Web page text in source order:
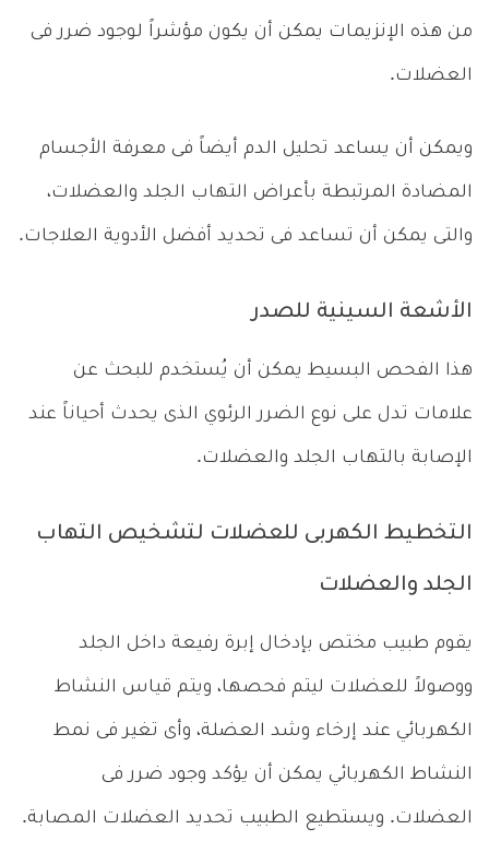
من هذه الإنزيمات يمكن أن يكون مؤشراً لوجود ضرر فى
العضلات.
ويمكن أن يساعد تحليل الدم أيضاً فى معرفة الأجسام
المضادة المرتبطة بأعراض التهاب الجلد والعضلات،
والتى يمكن أن تساعد فى تحديد أفضل الأدوية العلاجات.
الأشعة السينية للصدر
هذا الفحص البسيط يمكن أن يُستخدم للبحث عن
علامات تدل على نوع الضرر الرئوي الذى يحدث أحياناً عند
الإصابة بالتهاب الجلد والعضلات.
التخطيط الكهربى للعضلات لتشخيص التهاب
الجلد والعضلات
يقوم طبيب مختص بإدخال إبرة رفيعة داخل الجلد
ووصولاً للعضلات ليتم فحصها، ويتم قياس النشاط
الكهربائي عند إرخاء وشد العضلة، وأى تغير فى نمط
النشاط الكهربائي يمكن أن يؤكد وجود ضرر فى
العضلات. ويستطيع الطبيب تحديد العضلات المصابة.